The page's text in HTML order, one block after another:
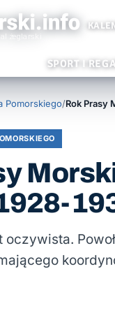
SPORT I
Pomorskiego/